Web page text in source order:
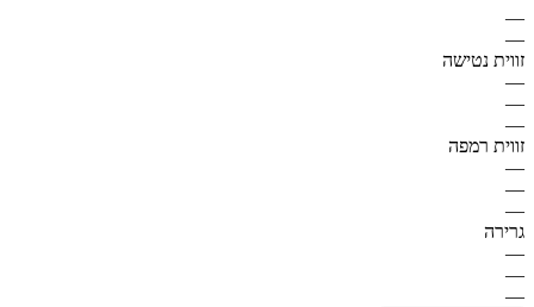
—
—
זווית נטישה
—
—
—
זווית רמפה
—
—
—
גרירה
—
—
—